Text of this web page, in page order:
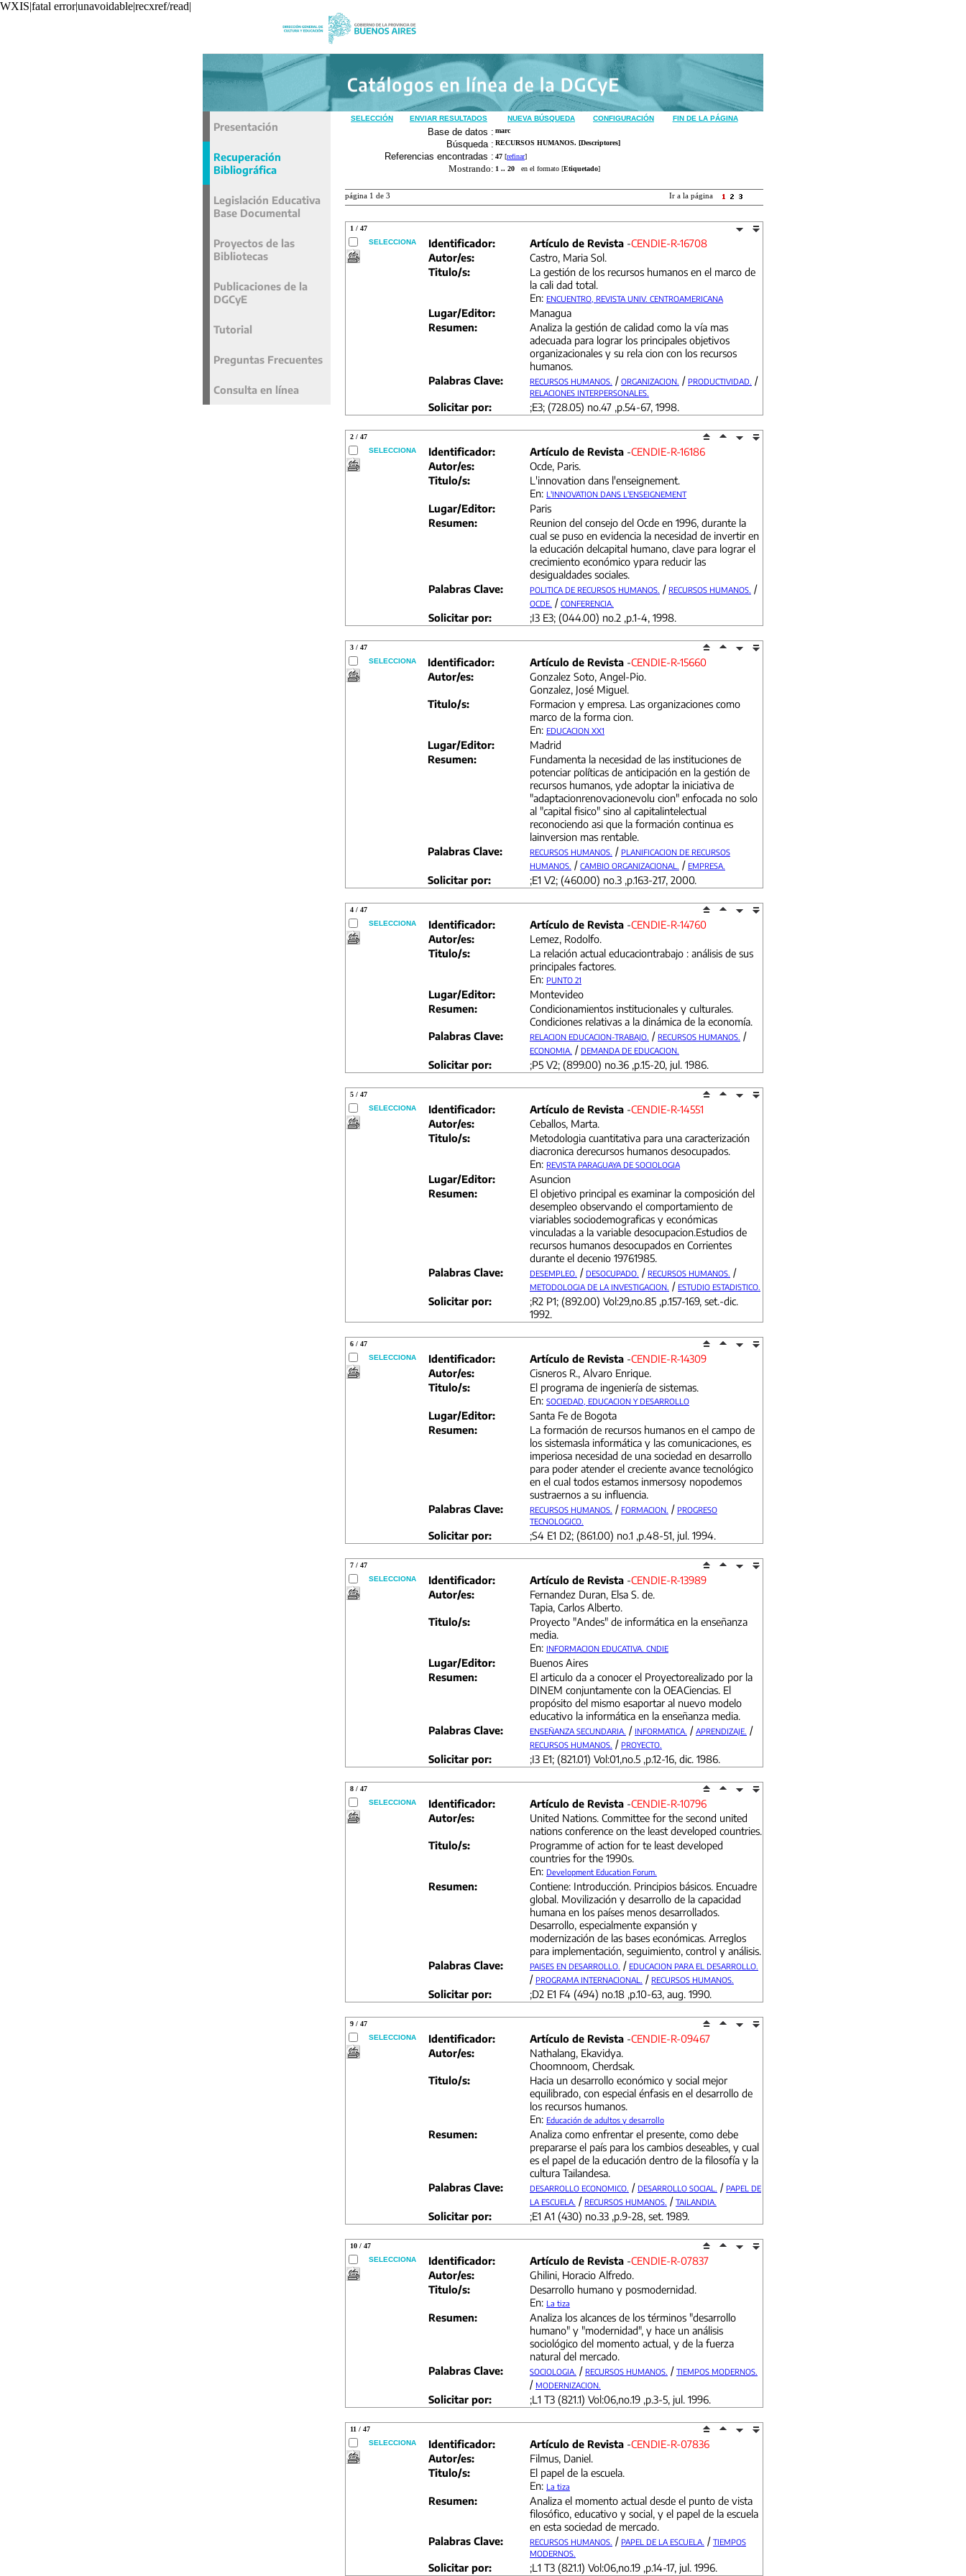
Presentación
Recuperación
Bibliográfica
Legislación Educativa
Base Documental
Proyectos de las
Bibliotecas
Publicaciones de la
DGCyE
Tutorial
Preguntas Frecuentes
Consulta en línea
SELECCIÓN ENVIAR RESULTADOS NUEVA BÚSQUEDA CONFIGURACIÓN FIN DE LA PÁGINA
Base de datos : marc
Búsqueda : RECURSOS HUMANOS. [Descriptores]
Referencias encontradas : 47 [refinar]
Mostrando: 1 .. 20 en el formato [Etiquetado]
página 1 de 3 Ir a la página
1 / 47
SELECCIONA
Identificador: Artículo de Revista -CENDIE-R-16708
Autor/es:
Castro, Maria Sol.
Titulo/s:
La gestión de los recursos humanos en el marco de
la cali dad total.
En: ENCUENTRO, REVISTA UNIV. CENTROAMERICANA
Lugar/Editor:
Managua
Resumen:
Analiza la gestión de calidad como la vía mas
adecuada para lograr los principales objetivos
organizacionales y su rela cion con los recursos
humanos.
Palabras Clave:
RECURSOS HUMANOS. / ORGANIZACION. / PRODUCTIVIDAD. /
RELACIONES INTERPERSONALES.
Solicitar por: ;E3; (728.05) no.47 ,p.54-67, 1998.
2 / 47
SELECCIONA
Identificador: Artículo de Revista -CENDIE-R-16186
Autor/es:
Ocde, Paris.
Titulo/s:
L'innovation dans l'enseignement.
En: L'INNOVATION DANS L'ENSEIGNEMENT
Lugar/Editor:
Paris
Resumen:
Reunion del consejo del Ocde en 1996, durante la
cual se puso en evidencia la necesidad de invertir en
la educación delcapital humano, clave para lograr el
crecimiento económico ypara reducir las
desigualdades sociales.
Palabras Clave:
POLITICA DE RECURSOS HUMANOS. / RECURSOS HUMANOS. /
OCDE. / CONFERENCIA.
Solicitar por: ;I3 E3; (044.00) no.2 ,p.1-4, 1998.
3 / 47
SELECCIONA
Identificador: Artículo de Revista -CENDIE-R-15660
Autor/es:
Gonzalez Soto, Angel-Pio.
Gonzalez, José Miguel.
Titulo/s:
Formacion y empresa. Las organizaciones como
marco de la forma cion.
En: EDUCACION XX1
Lugar/Editor:
Madrid
Resumen:
Fundamenta la necesidad de las instituciones de
potenciar políticas de anticipación en la gestión de
recursos humanos, yde adoptar la iniciativa de
"adaptacionrenovacionevolu cion" enfocada no solo
al "capital fisico" sino al capitalintelectual
reconociendo asi que la formación continua es
lainversion mas rentable.
Palabras Clave:
RECURSOS HUMANOS. / PLANIFICACION DE RECURSOS
HUMANOS. / CAMBIO ORGANIZACIONAL. / EMPRESA.
Solicitar por: ;E1 V2; (460.00) no.3 ,p.163-217, 2000.
4 / 47
SELECCIONA
Identificador: Artículo de Revista -CENDIE-R-14760
Autor/es:
Lemez, Rodolfo.
Titulo/s:
La relación actual educaciontrabajo : análisis de sus
principales factores.
En: PUNTO 21
Lugar/Editor:
Montevideo
Resumen:
Condicionamientos institucionales y culturales.
Condiciones relativas a la dinámica de la economía.
Palabras Clave:
RELACION EDUCACION-TRABAJO. / RECURSOS HUMANOS. /
ECONOMIA. / DEMANDA DE EDUCACION.
Solicitar por: ;P5 V2; (899.00) no.36 ,p.15-20, jul. 1986.
5 / 47
SELECCIONA
Identificador: Artículo de Revista -CENDIE-R-14551
Autor/es:
Ceballos, Marta.
Titulo/s:
Metodologia cuantitativa para una caracterización
diacronica derecursos humanos desocupados.
En: REVISTA PARAGUAYA DE SOCIOLOGIA
Lugar/Editor:
Asuncion
Resumen:
El objetivo principal es examinar la composición del
desempleo observando el comportamiento de
viariables sociodemograficas y económicas
vinculadas a la variable desocupacion.Estudios de
recursos humanos desocupados en Corrientes
durante el decenio 19761985.
Palabras Clave:
DESEMPLEO. / DESOCUPADO. / RECURSOS HUMANOS. /
METODOLOGIA DE LA INVESTIGACION. / ESTUDIO ESTADISTICO.
Solicitar por:
;R2 P1; (892.00) Vol:29,no.85 ,p.157-169, set.-dic.
1992.
6 / 47
SELECCIONA
Identificador: Artículo de Revista -CENDIE-R-14309
Autor/es:
Cisneros R., Alvaro Enrique.
Titulo/s:
El programa de ingeniería de sistemas.
En: SOCIEDAD, EDUCACION Y DESARROLLO
Lugar/Editor:
Santa Fe de Bogota
Resumen:
La formación de recursos humanos en el campo de
los sistemasla informática y las comunicaciones, es
imperiosa necesidad de una sociedad en desarrollo
para poder atender el creciente avance tecnológico
en el cual todos estamos inmersosy nopodemos
sustraernos a su influencia.
Palabras Clave:
RECURSOS HUMANOS. / FORMACION. / PROGRESO
TECNOLOGICO.
Solicitar por: ;S4 E1 D2; (861.00) no.1 ,p.48-51, jul. 1994.
7 / 47
SELECCIONA
Identificador: Artículo de Revista -CENDIE-R-13989
Autor/es:
Fernandez Duran, Elsa S. de.
Tapia, Carlos Alberto.
Titulo/s:
Proyecto "Andes" de informática en la enseñanza
media.
En: INFORMACION EDUCATIVA. CNDIE
Lugar/Editor:
Buenos Aires
Resumen:
El articulo da a conocer el Proyectorealizado por la
DINEM conjuntamente con la OEACiencias. El
propósito del mismo esaportar al nuevo modelo
educativo la informática en la enseñanza media.
Palabras Clave:
ENSEÑANZA SECUNDARIA. / INFORMATICA. / APRENDIZAJE. /
RECURSOS HUMANOS. / PROYECTO.
Solicitar por: ;I3 E1; (821.01) Vol:01,no.5 ,p.12-16, dic. 1986.
8 / 47
SELECCIONA
Identificador: Artículo de Revista -CENDIE-R-10796
Autor/es:
United Nations. Committee for the second united
nations conference on the least developed countries.
Titulo/s:
Programme of action for te least developed
countries for the 1990s.
En: Development Education Forum.
Resumen:
Contiene: Introducción. Principios básicos. Encuadre
global. Movilización y desarrollo de la capacidad
humana en los países menos desarrollados.
Desarrollo, especialmente expansión y
modernización de las bases económicas. Arreglos
para implementación, seguimiento, control y análisis.
Palabras Clave:
PAISES EN DESARROLLO. / EDUCACION PARA EL DESARROLLO.
/ PROGRAMA INTERNACIONAL. / RECURSOS HUMANOS.
Solicitar por: ;D2 E1 F4 (494) no.18 ,p.10-63, aug. 1990.
9 / 47
SELECCIONA
Identificador: Artículo de Revista -CENDIE-R-09467
Autor/es:
Nathalang, Ekavidya.
Choomnoom, Cherdsak.
Titulo/s:
Hacia un desarrollo económico y social mejor
equilibrado, con especial énfasis en el desarrollo de
los recursos humanos.
En: Educación de adultos y desarrollo
Resumen:
Analiza como enfrentar el presente, como debe
prepararse el país para los cambios deseables, y cual
es el papel de la educación dentro de la filosofía y la
cultura Tailandesa.
Palabras Clave:
DESARROLLO ECONOMICO. / DESARROLLO SOCIAL. / PAPEL DE
LA ESCUELA. / RECURSOS HUMANOS. / TAILANDIA.
Solicitar por: ;E1 A1 (430) no.33 ,p.9-28, set. 1989.
10 / 47
SELECCIONA
Identificador: Artículo de Revista -CENDIE-R-07837
Autor/es:
Ghilini, Horacio Alfredo.
Titulo/s:
Desarrollo humano y posmodernidad.
En: La tiza
Resumen:
Analiza los alcances de los términos "desarrollo
humano" y "modernidad", y hace un análisis
sociológico del momento actual, y de la fuerza
natural del mercado.
Palabras Clave:
SOCIOLOGIA. / RECURSOS HUMANOS. / TIEMPOS MODERNOS.
/ MODERNIZACION.
Solicitar por: ;L1 T3 (821.1) Vol:06,no.19 ,p.3-5, jul. 1996.
11 / 47
SELECCIONA
Identificador: Artículo de Revista -CENDIE-R-07836
Autor/es:
Filmus, Daniel.
Titulo/s:
El papel de la escuela.
En: La tiza
Resumen:
Analiza el momento actual desde el punto de vista
filosófico, educativo y social, y el papel de la escuela
en esta sociedad de mercado.
Palabras Clave:
RECURSOS HUMANOS. / PAPEL DE LA ESCUELA. / TIEMPOS
MODERNOS.
Solicitar por: ;L1 T3 (821.1) Vol:06,no.19 ,p.14-17, jul. 1996.
WXIS|fatal error|unavoidable|recxref/read|